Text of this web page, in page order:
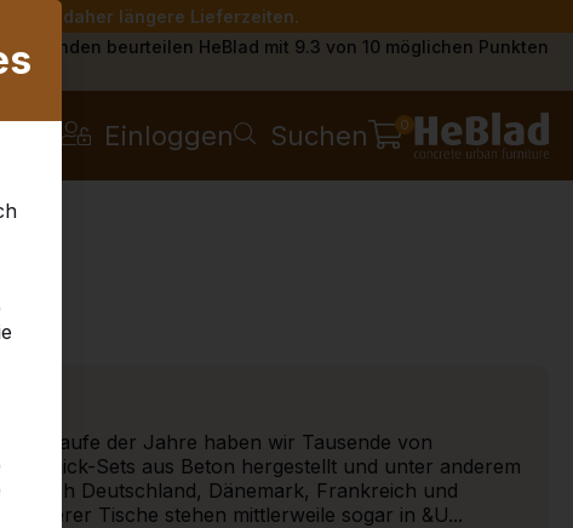
Sie daher längere Lieferzeiten.
Kunden beurteilen HeBlad mit 9.3 von 10 möglichen Punkten
Einloggen Suchen 0
Im Laufe der Jahre haben wir Tausende von
Picknick-Sets aus Beton hergestellt und unter anderem
nach Deutschland, Dänemark, Frankreich und
unserer Tische stehen mittlerweile sogar in &U...